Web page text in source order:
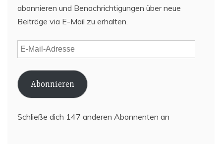
abonnieren und Benachrichtigungen über neue
Beiträge via E-Mail zu erhalten.
E-
Mail-
Adresse
Abonnieren
Schließe dich 147 anderen Abonnenten an